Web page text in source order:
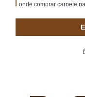
onde comprar carpete
comprar carpete para
quero comprar carpete
comprar carpete para